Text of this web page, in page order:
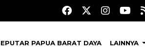
PAPUA BARAT DAYA LAINNYA